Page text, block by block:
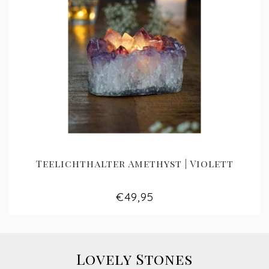
Teelichthalter Amethyst | Violett
€49,95
Lovely Stones